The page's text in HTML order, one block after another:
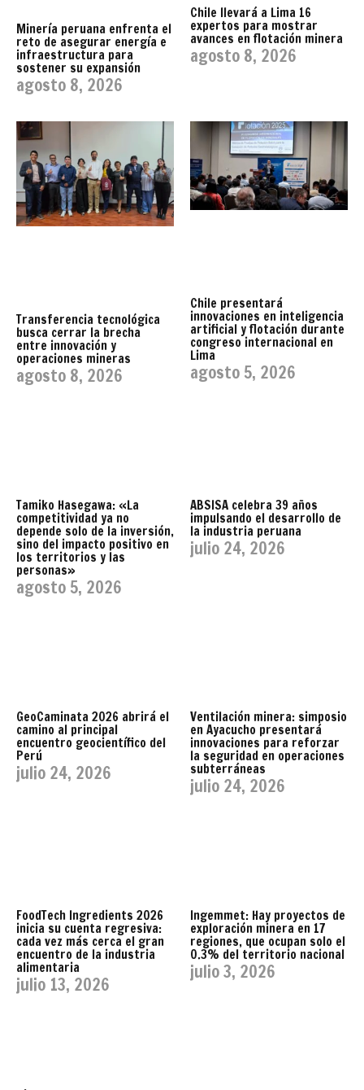
Minería peruana enfrenta el
reto de asegurar energía e
infraestructura para
sostener su expansión
agosto 8, 2026
Chile llevará a Lima 16
expertos para mostrar
avances en flotación minera
agosto 8, 2026
Transferencia tecnológica
busca cerrar la brecha
entre innovación y
operaciones mineras
agosto 8, 2026
Chile presentará
innovaciones en inteligencia
artificial y flotación durante
congreso internacional en
Lima
agosto 5, 2026
Tamiko Hasegawa: «La
competitividad ya no
depende solo de la inversión,
sino del impacto positivo en
los territorios y las
personas»
agosto 5, 2026
ABSISA celebra 39 años
impulsando el desarrollo de
la industria peruana
julio 24, 2026
GeoCaminata 2026 abrirá el
camino al principal
encuentro geocientífico del
Perú
julio 24, 2026
Ventilación minera: simposio
en Ayacucho presentará
innovaciones para reforzar
la seguridad en operaciones
subterráneas
julio 24, 2026
FoodTech Ingredients 2026
inicia su cuenta regresiva:
cada vez más cerca el gran
encuentro de la industria
alimentaria
julio 13, 2026
Ingemmet: Hay proyectos de
exploración minera en 17
regiones, que ocupan solo el
0.3% del territorio nacional
julio 3, 2026